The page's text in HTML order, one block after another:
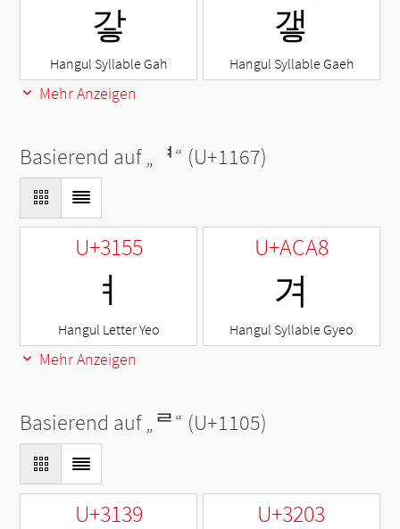
갛
Hangul Syllable Gah
갷
Hangul Syllable Gaeh
Mehr Anzeigen
Basierend auf „ ᅧ“ (U+1167)
U+3155
ㅕ
Hangul Letter Yeo
U+ACA8
겨
Hangul Syllable Gyeo
Mehr Anzeigen
Basierend auf „ᄅ“ (U+1105)
U+3139 U+3203